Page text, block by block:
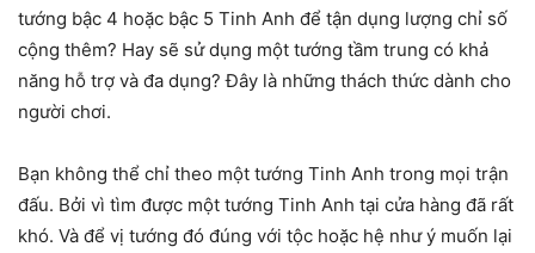
tướng bậc 4 hoặc bậc 5 Tinh Anh để tận dụng lượng chỉ số
cộng thêm? Hay sẽ sử dụng một tướng tầm trung có khả
năng hỗ trợ và đa dụng? Đây là những thách thức dành cho
người chơi.
Bạn không thể chỉ theo một tướng Tinh Anh trong mọi trận
đấu. Bởi vì tìm được một tướng Tinh Anh tại cửa hàng đã rất
khó. Và để vị tướng đó đúng với tộc hoặc hệ như ý muốn lại